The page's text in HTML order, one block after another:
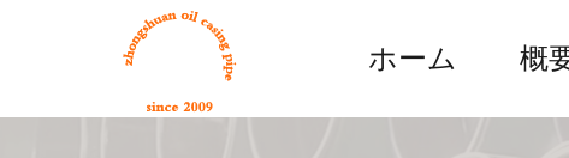
ホーム 概